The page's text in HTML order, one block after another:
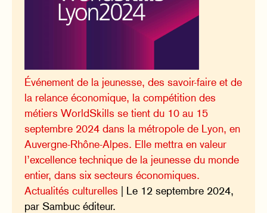
Événement de la jeunesse, des savoir-faire et de
la relance économique, la compétition des
métiers WorldSkills se tient du 10 au 15
septembre 2024 dans la métropole de Lyon, en
Auvergne-Rhône-Alpes. Elle mettra en valeur
l’excellence technique de la jeunesse du monde
entier, dans six secteurs économiques.
Actualités culturelles | Le 12 septembre 2024,
par Sambuc éditeur.